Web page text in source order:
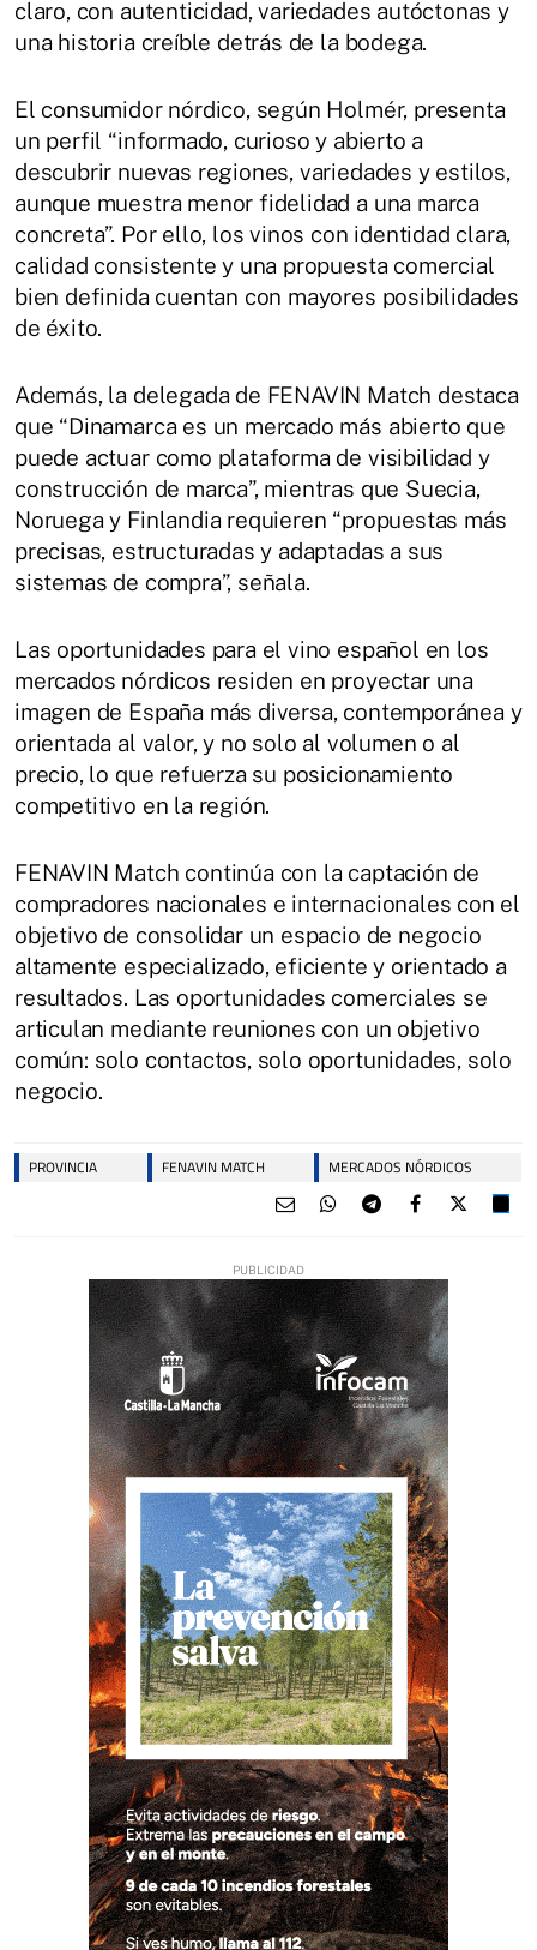
claro, con autenticidad, variedades autóctonas y
una historia creíble detrás de la bodega.
El consumidor nórdico, según Holmér, presenta
un perfil “informado, curioso y abierto a
descubrir nuevas regiones, variedades y estilos,
aunque muestra menor fidelidad a una marca
concreta”. Por ello, los vinos con identidad clara,
calidad consistente y una propuesta comercial
bien definida cuentan con mayores posibilidades
de éxito.
Además, la delegada de FENAVIN Match destaca
que “Dinamarca es un mercado más abierto que
puede actuar como plataforma de visibilidad y
construcción de marca”, mientras que Suecia,
Noruega y Finlandia requieren “propuestas más
precisas, estructuradas y adaptadas a sus
sistemas de compra”, señala.
Las oportunidades para el vino español en los
mercados nórdicos residen en proyectar una
imagen de España más diversa, contemporánea y
orientada al valor, y no solo al volumen o al
precio, lo que refuerza su posicionamiento
competitivo en la región.
FENAVIN Match continúa con la captación de
compradores nacionales e internacionales con el
objetivo de consolidar un espacio de negocio
altamente especializado, eficiente y orientado a
resultados. Las oportunidades comerciales se
articulan mediante reuniones con un objetivo
común: solo contactos, solo oportunidades, solo
negocio.
PROVINCIA FENAVIN MATCH MERCADOS NÓRDICOS